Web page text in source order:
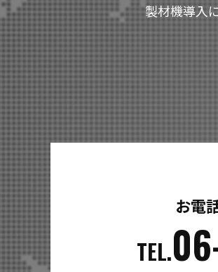
製材機導入
お電
TEL.